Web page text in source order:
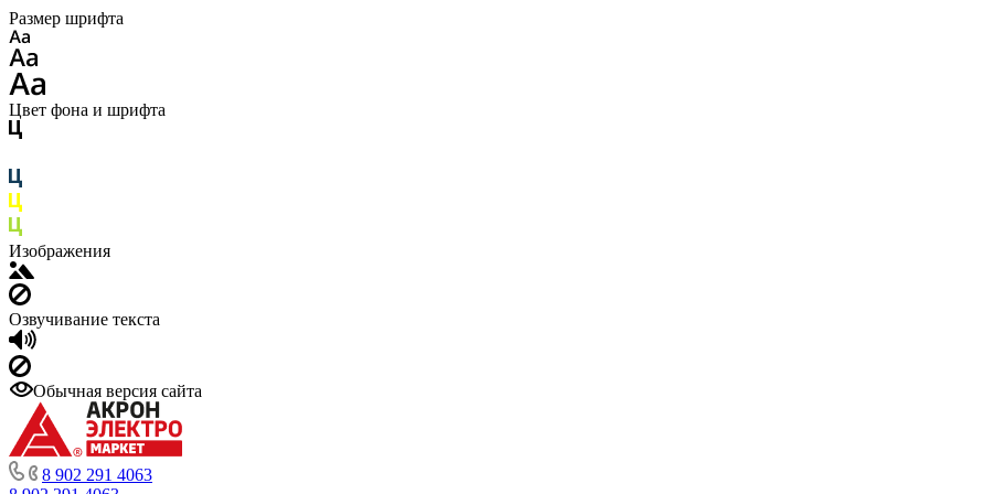
Размер шрифта
Цвет фона и шрифта
Изображения
Озвучивание текста
Обычная версия сайта
8 902 291 4063